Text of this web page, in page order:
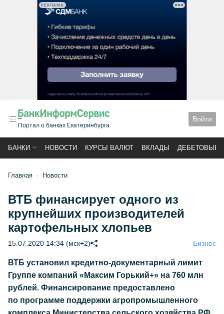
РЕКЛАМА
Портал о банках Екатеринбурга
Войти
БАНКИ НОВОСТИ КУРСЫ ВАЛЮТ ВКЛАДЫ ДЕБЕТОВЫЕ
Главная Новости
ВТБ финансирует одного из
крупнейших производителей
картофельных хлопьев
15.07.2020 14:34 (мск+2) Бизнес
ВТБ установил кредитно-документарный лимит
Группе компаний «Максим Горький+» на 760 млн
рублей. Финансирование предоставлено
по программе поддержки агропромышленного